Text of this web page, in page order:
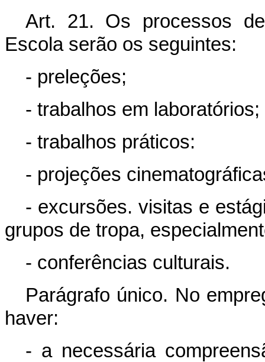
Art. 21. Os processos
Escola serão os seguintes:
- preleções;
- trabalhos em laboratórios;
- trabalhos práticos:
- projeções
- excursões. visitas e
grupos de tropa,
- conferências culturais.
Parágrafo único. No
haver:
- a necessária